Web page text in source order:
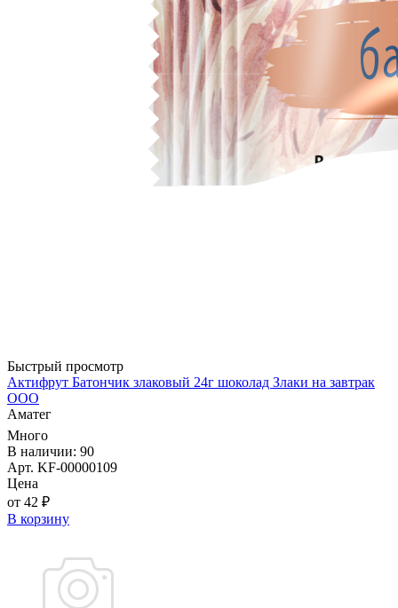
Быстрый просмотр
Актифрут Батончик злаковый 24г шоколад Злаки на завтрак
ООО
Аматег
Много
В наличии: 90
Арт. KF-00000109
Цена
от 42 ₽
В корзину